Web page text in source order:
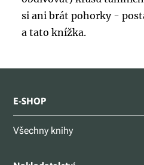
si ani brát pohorky -
a tato knížka.
E-SHOP
Všechny knihy